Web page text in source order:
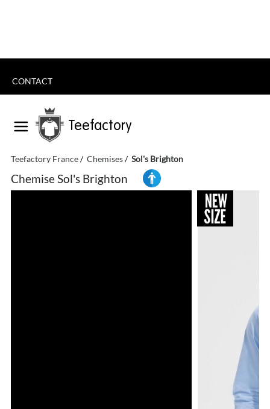
CONTACT
Teefactory
Teefactory France Chemises Sol's Brighton
Chemise Sol's Brighton